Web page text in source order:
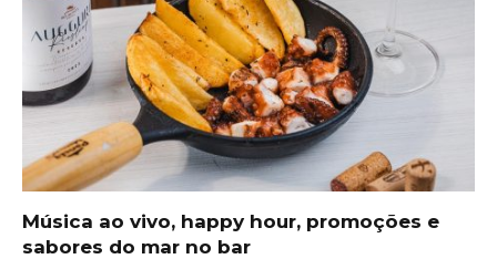
Música ao vivo, happy hour, promoções e
sabores do mar no bar